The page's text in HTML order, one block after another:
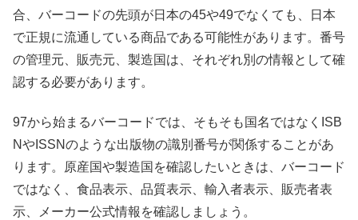
合、バーコードの先頭が日本の45や49でなくても、日本
で正規に流通している商品である可能性があります。番号
の管理元、販売元、製造国は、それぞれ別の情報として確
認する必要があります。
97から始まるバーコードでは、そもそも国名ではなくISB
NやISSNのような出版物の識別番号が関係することがあ
ります。原産国や製造国を確認したいときは、バーコード
ではなく、食品表示、品質表示、輸入者表示、販売者表
示、メーカー公式情報を確認しましょう。